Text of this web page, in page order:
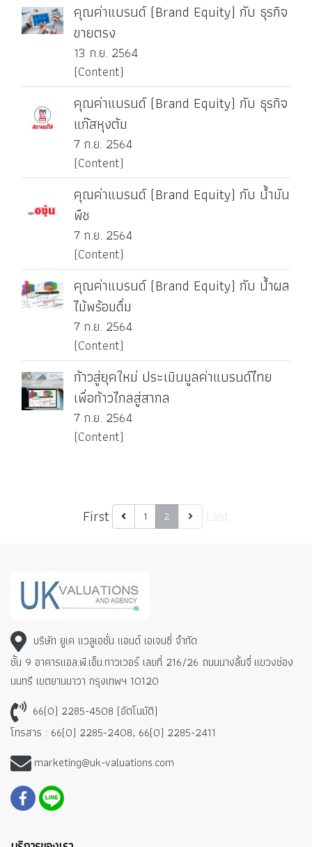
คุณค่าแบรนด์ (Brand Equity) กับ ธุรกิจ
ขายตรง
13 ก.ย. 2564
(Content)
คุณค่าแบรนด์ (Brand Equity) กับ ธุรกิจ
แก๊สหุงต้ม
7 ก.ย. 2564
(Content)
คุณค่าแบรนด์ (Brand Equity) กับ น้ำมัน
พืช
7 ก.ย. 2564
(Content)
คุณค่าแบรนด์ (Brand Equity) กับ น้ำผล
ไม้พร้อมดื่ม
7 ก.ย. 2564
(Content)
ก้าวสู่ยุคใหม่ ประเมินมูลค่าแบรนด์ไทย
เพื่อก้าวไกลสู่สากล
7 ก.ย. 2564
(Content)
First 1 2
บริษัท ยูเค แวลูเอชั่น แอนด์ เอเจนซี่ จำกัด
ชั้น 9 อาคารแอล.พี.เอ็น.ทาวเวอร์ เลขที่ 216/26 ถนนนางลิ้นจี่ แขวงช่อง
นนทรี เขตยานนาวา กรุงเทพฯ 10120
66(0) 2285-4508 (อัตโนมัติ)
โทรสาร : 66(0) 2285-2408, 66(0) 2285-2411
marketing@uk-valuations.com